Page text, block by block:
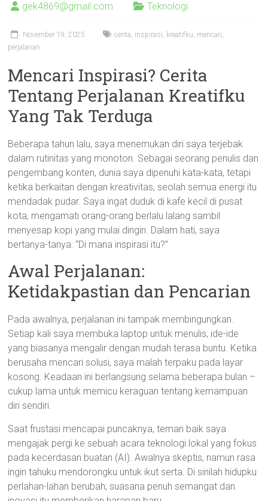
gek4869@gmail.com Teknologi
November 19, 2025 cerita, inspirasi, kreatifku, mencari,
perjalanan
Mencari Inspirasi? Cerita
Tentang Perjalanan Kreatifku
Yang Tak Terduga
Beberapa tahun lalu, saya menemukan diri saya terjebak
dalam rutinitas yang monoton. Sebagai seorang penulis dan
pengembang konten, dunia saya dipenuhi kata-kata, tetapi
ketika berkaitan dengan kreativitas, seolah semua energi itu
mendadak pudar. Saya ingat duduk di kafe kecil di pusat
kota, mengamati orang-orang berlalu lalang sambil
menyesap kopi yang mulai dingin. Dalam hati, saya
bertanya-tanya: “Di mana inspirasi itu?”
Awal Perjalanan:
Ketidakpastian dan Pencarian
Pada awalnya, perjalanan ini tampak membingungkan.
Setiap kali saya membuka laptop untuk menulis, ide-ide
yang biasanya mengalir dengan mudah terasa buntu. Ketika
berusaha mencari solusi, saya malah terpaku pada layar
kosong. Keadaan ini berlangsung selama beberapa bulan –
cukup lama untuk memicu keraguan tentang kemampuan
diri sendiri.
Saat frustasi mencapai puncaknya, teman baik saya
mengajak pergi ke sebuah acara teknologi lokal yang fokus
pada kecerdasan buatan (AI). Awalnya skeptis, namun rasa
ingin tahuku mendorongku untuk ikut serta. Di sinilah hidupku
perlahan-lahan berubah; suasana penuh semangat dan